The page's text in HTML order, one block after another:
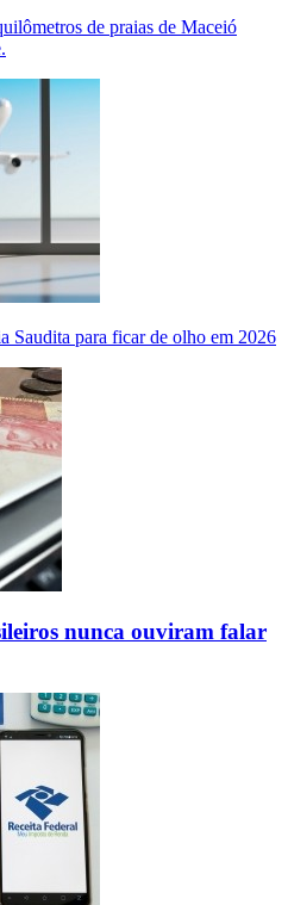
de praias de Maceió
Saudita para ficar de olho em 2026
nunca ouviram falar